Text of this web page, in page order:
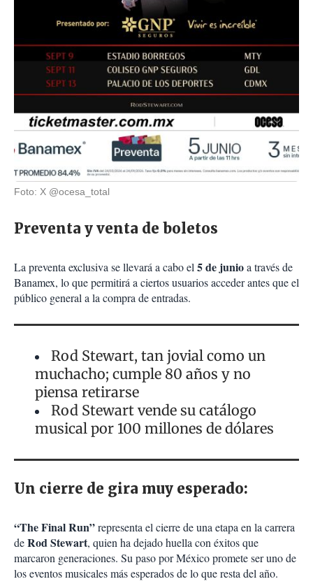
Foto: X @ocesa_total
Preventa y venta de boletos
La preventa exclusiva se llevará a cabo el5 de junioa través de
Banamex, lo que permitirá a ciertos usuarios acceder antes que el
público general a la compra de entradas.
Rod Stewart, tan jovial como un
muchacho; cumple 80 años y no
piensa retirarse
Rod Stewart vende su catálogo
musical por 100 millones de dólares
Un cierre de gira muy esperado:
“The Final Run”representa el cierre de una etapa en la carrera
deRod Stewart, quien ha dejado huella con éxitos que
marcaron generaciones. Su paso por México promete ser uno de
los eventos musicales más esperados de lo que resta del año.